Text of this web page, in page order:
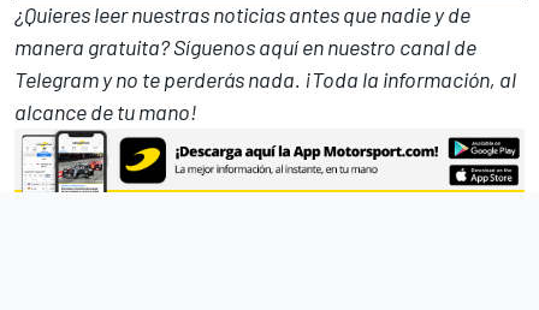
¿Quieres leer nuestras noticias antes que nadie y de
manera gratuita? Síguenosaquí en nuestro canal de
Telegramy no te perderás nada. ¡Toda la información, al
alcance de tu mano!